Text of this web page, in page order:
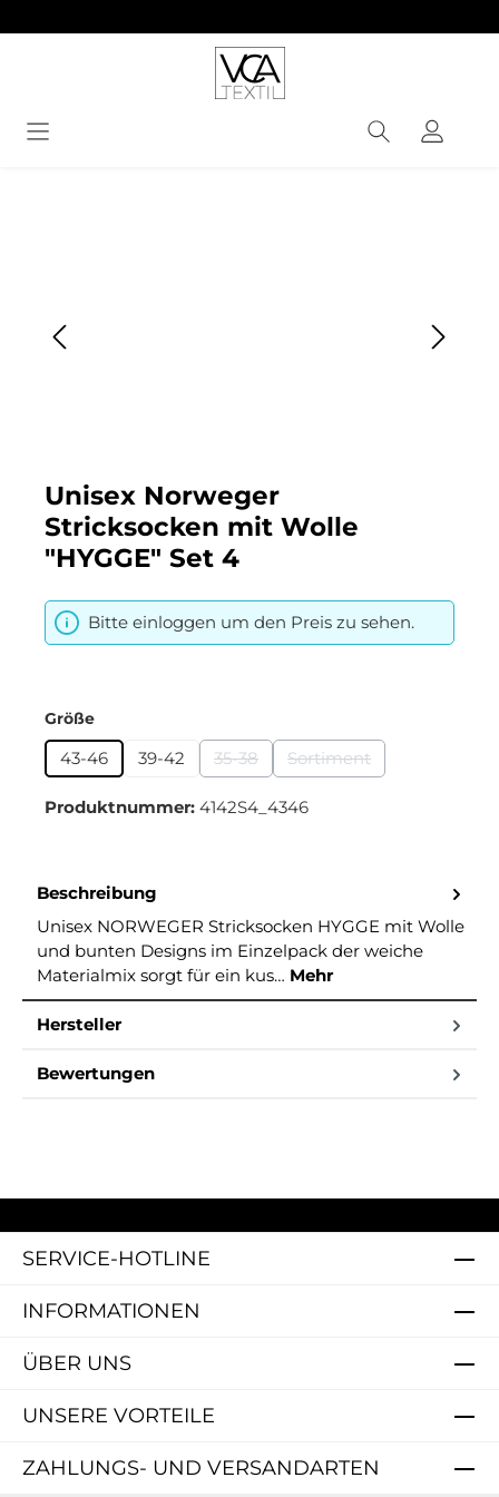
Unisex Norweger
Stricksocken mit Wolle
"HYGGE" Set 4
Bitte einloggen um den Preis zu sehen.
Größeauswählen
43-46 39-42 35-38
(Diese Option ist zurzeit nicht
Sortiment
(Diese Option ist
Produktnummer: 4142S4_4346
Beschreibung
Unisex NORWEGER Stricksocken HYGGE mit Wolle
und bunten Designs im Einzelpack der weiche
Materialmix sorgt für ein kus… Mehr
Hersteller
Bewertungen
SERVICE-HOTLINE
INFORMATIONEN
ZAHLUNGS- UND VERSANDARTEN
ÜBER UNS
UNSERE VORTEILE